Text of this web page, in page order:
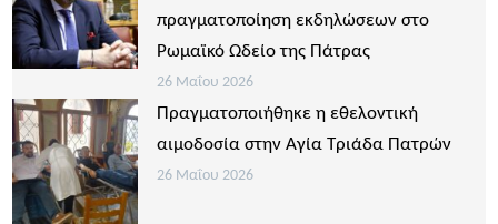
πραγματοποίηση εκδηλώσεων στο
Ρωμαϊκό Ωδείο της Πάτρας
26 Μαΐου 2026
Πραγματοποιήθηκε η εθελοντική
αιμοδοσία στην Αγία Τριάδα Πατρών
26 Μαΐου 2026